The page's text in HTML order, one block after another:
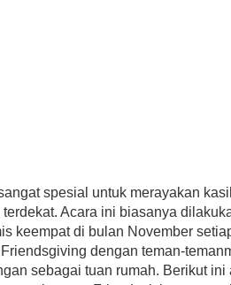
spesial untuk merayakan
Acara ini biasanya
keempat di bulan November
dengan teman-
sebagai tuan rumah. Berikut ini